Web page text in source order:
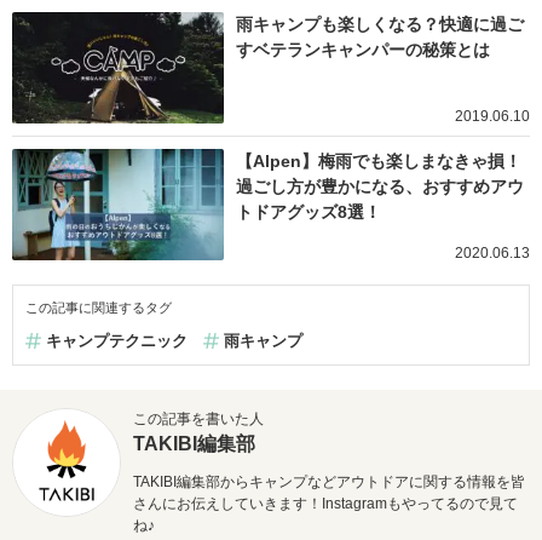
雨キャンプも楽しくなる？快適に過ご
すベテランキャンパーの秘策とは
2019.06.10
【Alpen】梅雨でも楽しまなきゃ損！
過ごし方が豊かになる、おすすめアウ
トドアグッズ8選！
2020.06.13
この記事に関連するタグ
キャンプテクニック 雨キャンプ
この記事を書いた人
TAKIBI編集部
TAKIBI編集部からキャンプなどアウトドアに関する情報を皆
さんにお伝えしていきます！Instagramもやってるので見て
ね♪